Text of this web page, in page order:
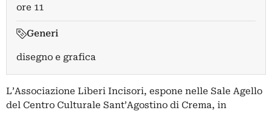
ore 11
Generi
disegno e grafica
L’Associazione Liberi Incisori, espone nelle Sale Agello
del Centro Culturale Sant’Agostino di Crema, in